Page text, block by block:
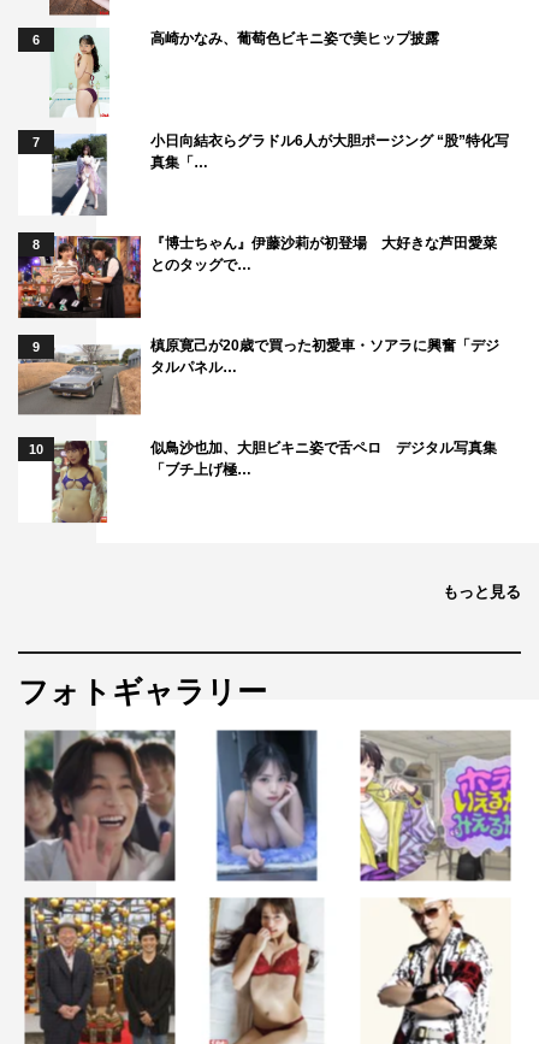
監督：八十島美也子 コメント
一言で言うと真っすぐな愛のあるストーリーだなと思いま
した。
藍之助の素直で不器用で真っすぐな気持ちが、奥海の心を
溶かしていき2人が一緒に現実に向き合っていく姿がいと
おしく、すてきな恋愛物語だなと思いました。
出演者の坂井さんも君沢さんも、最初にお会いした時には
原作を全て勉強しており、原作をリスペクトしている姿を
見て、「このドラマはすてきな作品になるな」と感じまし
た。
原作同様にドラマの藍之助と奥海、登場人物を愛し寄り添
い応援していただけると幸いです！
原作：鳩屋タマ コメント
ある日、担当さんから連絡が入りました。
れに対し「えっちなお尻じゃダメですかがドラマになりま
本当に良いんですか大丈夫ですかと震えながら担当さんと
撮影現場に伺いましたら本当にいたんです、藍之助が、奥
今も驚いたままですが、放送日を指折り数えています。
あのしぐさ、あの言葉、あの抱擁がリアルで見られるなん
て、まだ信じられません。
ぷるぷる震えつつ「尊い…！」を一生言いながらドラマを
楽しみにしております。
番組情報
『えっちなお尻じゃダメですか？』
TOKYO MX
6 高崎かなみ、葡萄色ビキニ姿で美ヒップ披露
7
小日向結衣らグラドル6人が大胆ポージング “股”特化写
真集「…
8
『博士ちゃん』伊藤沙莉が初登場 大好きな芦田愛菜
とのタッグで…
9
槙原寛己が20歳で買った初愛車・ソアラに興奮「デジ
タルパネル…
10
似鳥沙也加、大胆ビキニ姿で舌ペロ デジタル写真集
「ブチ上げ極…
もっと見る
フォトギャラリー